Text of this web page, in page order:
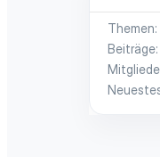
Themen
Beiträge